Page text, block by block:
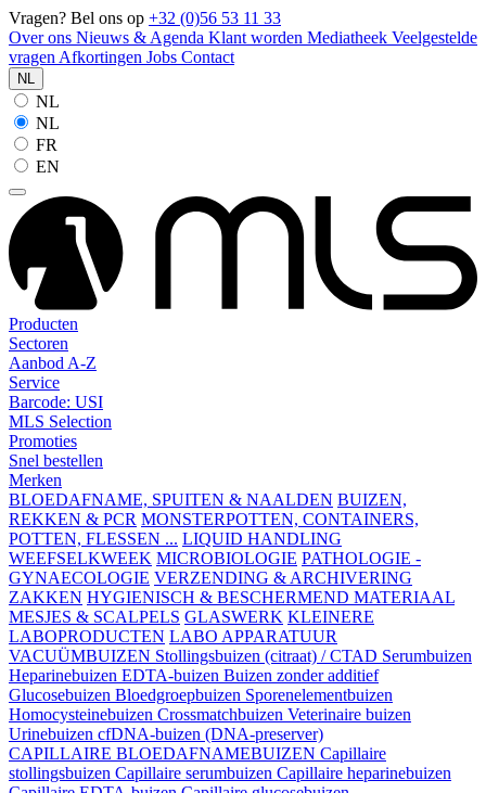
Vragen? Bel ons op +32 (0)56 53 11 33
Over ons Nieuws & Agenda Klant worden Mediatheek Veelgestelde
vragen Afkortingen Jobs Contact
NL
NL
NL
FR
EN
Producten
Sectoren
Aanbod A-Z
Service
Barcode: USI
MLS Selection
Promoties
Snel bestellen
Merken
BLOEDAFNAME, SPUITEN & NAALDEN BUIZEN,
REKKEN & PCR MONSTERPOTTEN, CONTAINERS,
POTTEN, FLESSEN ... LIQUID HANDLING
WEEFSELKWEEK MICROBIOLOGIE PATHOLOGIE -
GYNAECOLOGIE VERZENDING & ARCHIVERING
ZAKKEN HYGIENISCH & BESCHERMEND MATERIAAL
MESJES & SCALPELS GLASWERK KLEINERE
LABOPRODUCTEN LABO APPARATUUR
VACUÜMBUIZEN Stollingsbuizen (citraat) / CTAD Serumbuizen
Heparinebuizen EDTA-buizen Buizen zonder additief
Glucosebuizen Bloedgroepbuizen Sporenelementbuizen
Homocysteinebuizen Crossmatchbuizen Veterinaire buizen
Urinebuizen cfDNA-buizen (DNA-preserver)
CAPILLAIRE BLOEDAFNAMEBUIZEN Capillaire
stollingsbuizen Capillaire serumbuizen Capillaire heparinebuizen